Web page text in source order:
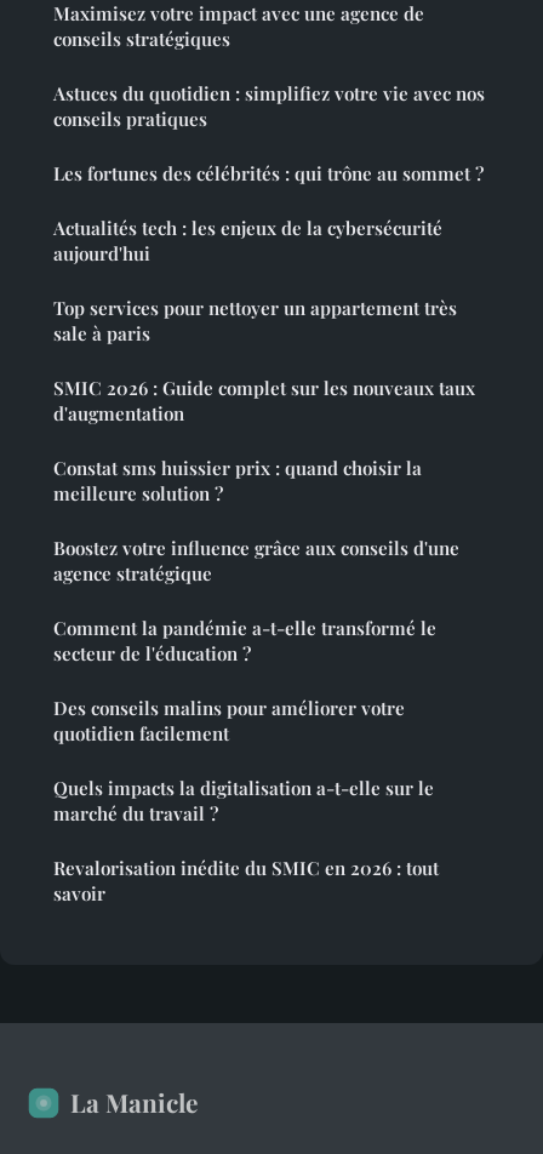
Maximisez votre impact avec une agence de
conseils stratégiques
Astuces du quotidien : simplifiez votre vie avec nos
conseils pratiques
Les fortunes des célébrités : qui trône au sommet ?
Actualités tech : les enjeux de la cybersécurité
aujourd'hui
Top services pour nettoyer un appartement très
sale à paris
SMIC 2026 : Guide complet sur les nouveaux taux
d'augmentation
Constat sms huissier prix : quand choisir la
meilleure solution ?
Boostez votre influence grâce aux conseils d'une
agence stratégique
Comment la pandémie a-t-elle transformé le
secteur de l'éducation ?
Des conseils malins pour améliorer votre
quotidien facilement
Quels impacts la digitalisation a-t-elle sur le
marché du travail ?
Revalorisation inédite du SMIC en 2026 : tout
savoir
La Manicle